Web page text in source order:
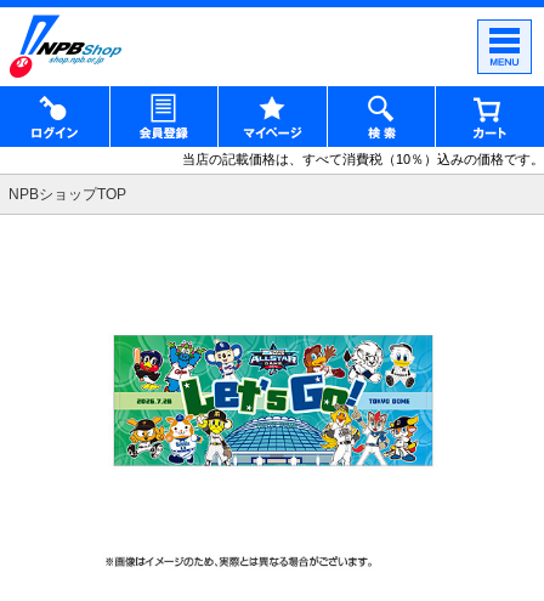
当店の記載価格は、すべて消費税（10％）込みの価格です。
NPBショップTOP